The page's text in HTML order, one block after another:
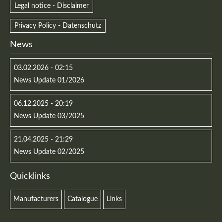
Legal notice - Disclaimer
Privacy Policy - Datenschutz
News
03.02.2026 - 02:15
News Update 01/2026
06.12.2025 - 20:19
News Update 03/2025
21.04.2025 - 21:29
News Update 02/2025
Quicklinks
Manufacturers Catalogue Links